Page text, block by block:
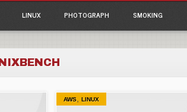
LINUX PHOTOGRAPH SMOKING
AWS ,LINUX